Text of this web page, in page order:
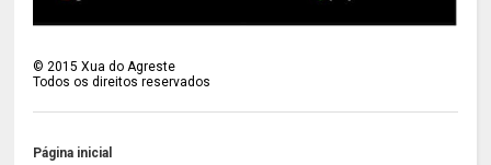
© 2015 Xua do Agreste
Todos os direitos reservados
Página inicial